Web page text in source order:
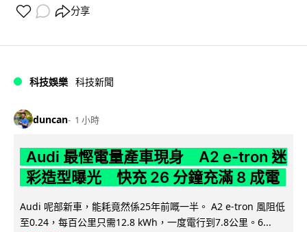
分享
科技娛樂 科技新聞
duncan 1 小時
Audi 最慳電量產車現身 A2 e-tron 迷
彩造型曝光 快充 26 分鐘充滿 8 成電
Audi 呢部新車，能耗竟然係25年前嘅一半。 A2 e-tron 風阻低
至0.24，每百公里只需12.8 kWh，一度電行到7.8公里。6...